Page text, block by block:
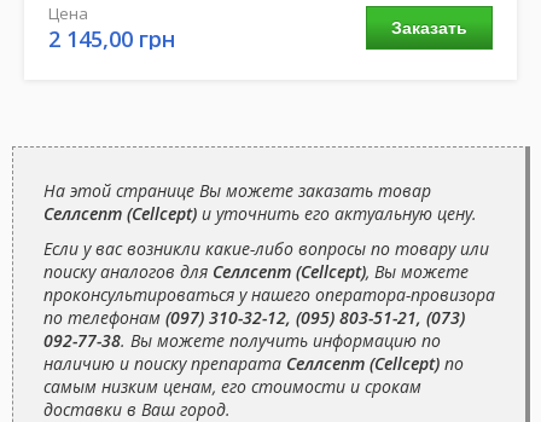
Заказать
Цена
2 145,00 грн
На этой странице Вы можете заказать товар
Селлсепт (Cellcept) и уточнить его актуальную цену.
Если у вас возникли какие-либо вопросы по товару или
поиску аналогов для Селлсепт (Cellcept), Вы можете
проконсультироваться у нашего оператора-провизора
по телефонам (097) 310-32-12, (095) 803-51-21, (073)
092-77-38. Вы можете получить информацию по
наличию и поиску препарата Селлсепт (Cellcept) по
самым низким ценам, его стоимости и срокам
доставки в Ваш город.